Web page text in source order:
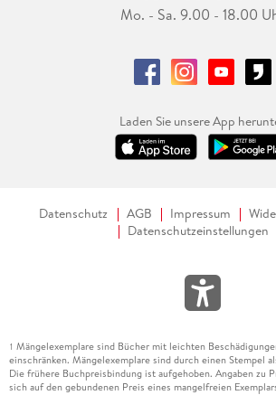
Mo. - Sa. 9.00 - 18.00
Laden Sie unsere App
Datenschutz AGB Impressum
Datenschutzeinstellungen
1 Mängelexemplare sind Bücher mit leichten
einschränken. Mängelexemplare sind durch einen Stempel
Die frühere Buchpreisbindung ist aufgehoben. Angaben zu
sich auf den gebundenen Preis eines mangelfreien